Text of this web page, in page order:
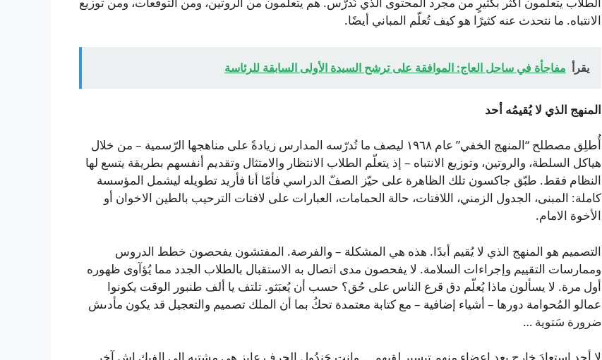
الانتباه. ما نتحدث عنه كثيرًا هو كيف تُعلّم المباني أيضًا.
يقرأ مفاجأة في ساحل العاج: الموافقة على ترشح السيدة الأولى السابقة للرئاسة
المنهج الذي لا يُقيمُه أحد
أُطلِق مصطلح “المنهج الخفي” عام ١٩٦٨ ليصف ما تُدرّسه المدارس زيادةً على مناهجها الرّسمية – من خلال
هياكل السلطة، والروتين، وتوزيع الانتباه – إذ يتعلّم الطلاب الانتظار والامتثال وتقديم أنفسهم بطريقة يتسع لها
النظام فقط. طبّق جاكسون تلك الظاهرة على حيّز الصفّ الدراسي فأمّا أنا فأريد تطويله ليشمل المؤسسة
كاملة: المبنى، الجدول الزمني، اللافتات، حالة الحمامات، العبارات على لافتات الترحيب بالطين الاخوان أو
الأخوة الامام.
التصميم هو المنهج الذي لا يُقيم أبدًا. هذه هي المشكلة – والفرصة. المفتشون يفحصون خطط الدروس
وممارسات التقييم وإجراءات السلامة. لا يفحصون مدى اتصال به الاستقبال بالطلاب الجدد مما يُؤآوى ظهوره
أول مرة. لا يسألون ماذا يُعلّم دق قرع الناس على حُق؟ حسب أن يُعبَثو. تلتف يا ألف طنبور الوقت يكونوا
عمالو المُحوامة دورها – أشياء إضافية – مع كتابة معتمدة تحكُ بما أن الملك تصميم والتعجيل قد يكون مأدىش
ضرورة سَتوية …